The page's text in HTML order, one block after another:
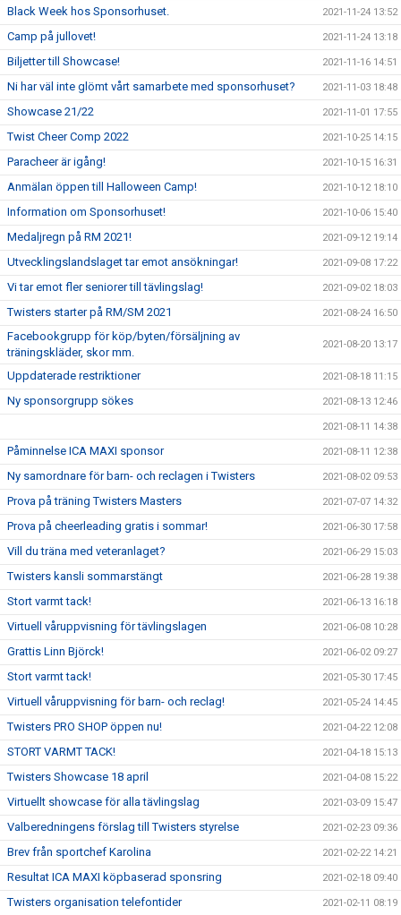
Black Week hos Sponsorhuset. 2021-11-24 13:52
Camp på jullovet! 2021-11-24 13:18
Biljetter till Showcase! 2021-11-16 14:51
Ni har väl inte glömt vårt samarbete med sponsorhuset? 2021-11-03 18:48
Showcase 21/22 2021-11-01 17:55
Twist Cheer Comp 2022 2021-10-25 14:15
Paracheer är igång! 2021-10-15 16:31
Anmälan öppen till Halloween Camp! 2021-10-12 18:10
Information om Sponsorhuset! 2021-10-06 15:40
Medaljregn på RM 2021! 2021-09-12 19:14
Utvecklingslandslaget tar emot ansökningar! 2021-09-08 17:22
Vi tar emot fler seniorer till tävlingslag! 2021-09-02 18:03
Twisters starter på RM/SM 2021 2021-08-24 16:50
Facebookgrupp för köp/byten/försäljning av
träningskläder, skor mm.
2021-08-20 13:17
Uppdaterade restriktioner 2021-08-18 11:15
Ny sponsorgrupp sökes 2021-08-13 12:46
2021-08-11 14:38
Påminnelse ICA MAXI sponsor 2021-08-11 12:38
Ny samordnare för barn- och reclagen i Twisters 2021-08-02 09:53
Prova på träning Twisters Masters 2021-07-07 14:32
Prova på cheerleading gratis i sommar! 2021-06-30 17:58
Vill du träna med veteranlaget? 2021-06-29 15:03
Twisters kansli sommarstängt 2021-06-28 19:38
Stort varmt tack! 2021-06-13 16:18
Virtuell våruppvisning för tävlingslagen 2021-06-08 10:28
Grattis Linn Björck! 2021-06-02 09:27
Stort varmt tack! 2021-05-30 17:45
Virtuell våruppvisning för barn- och reclag! 2021-05-24 14:45
Twisters PRO SHOP öppen nu! 2021-04-22 12:08
STORT VARMT TACK! 2021-04-18 15:13
Twisters Showcase 18 april 2021-04-08 15:22
Virtuellt showcase för alla tävlingslag 2021-03-09 15:47
Valberedningens förslag till Twisters styrelse 2021-02-23 09:36
Brev från sportchef Karolina 2021-02-22 14:21
Resultat ICA MAXI köpbaserad sponsring 2021-02-18 09:40
Twisters organisation telefontider 2021-02-11 08:19